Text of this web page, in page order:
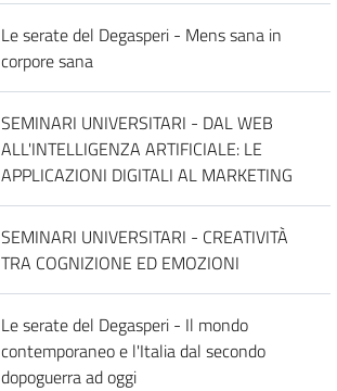
Le serate del Degasperi - Mens sana in
corpore sana
SEMINARI UNIVERSITARI - DAL WEB
ALL'INTELLIGENZA ARTIFICIALE: LE
APPLICAZIONI DIGITALI AL MARKETING
SEMINARI UNIVERSITARI - CREATIVITÀ
TRA COGNIZIONE ED EMOZIONI
Le serate del Degasperi - Il mondo
contemporaneo e l'Italia dal secondo
dopoguerra ad oggi